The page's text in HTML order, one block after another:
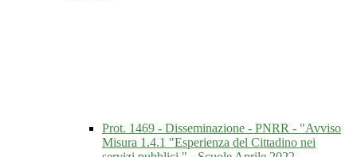
Prot. 1469 - Disseminazione - PNRR - "Avviso
Misura 1.4.1 "Esperienza del Cittadino nei